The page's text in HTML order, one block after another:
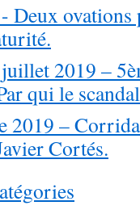
Deux ovations
2019 –
qui le
2019 –
Cortés.